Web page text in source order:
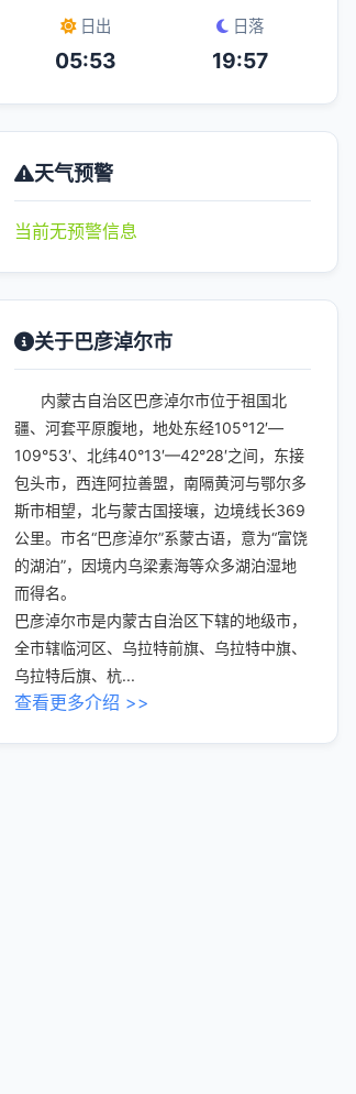
日出
05:53
日落
19:57
天气预警
当前无预警信息
关于巴彦淖尔市
内蒙古自治区巴彦淖尔市位于祖国北
疆、河套平原腹地，地处东经105°12′—
109°53′、北纬40°13′—42°28′之间，东接
包头市，西连阿拉善盟，南隔黄河与鄂尔多
斯市相望，北与蒙古国接壤，边境线长369
公里。市名“巴彦淖尔”系蒙古语，意为“富饶
的湖泊”，因境内乌梁素海等众多湖泊湿地
而得名。
巴彦淖尔市是内蒙古自治区下辖的地级市，
全市辖临河区、乌拉特前旗、乌拉特中旗、
乌拉特后旗、杭...
查看更多介绍 >>